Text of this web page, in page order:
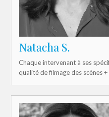
Natacha S.
Chaque intervenant à ses
qualité de filmage des scènes +